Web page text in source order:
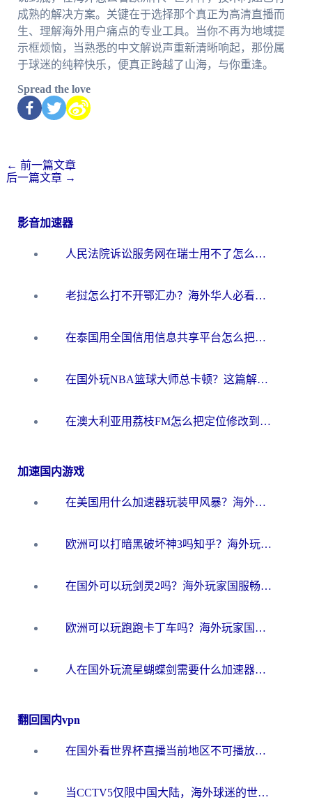
成熟的解决方案。关键在于选择那个真正为高清直播而
生、理解海外用户痛点的专业工具。当你不再为地域提
示框烦恼，当熟悉的中文解说声重新清晰响起，那份属
于球迷的纯粹快乐，便真正跨越了山海，与你重逢。
Spread the love
← 前一篇文章
后一篇文章 →
影音加速器
人民法院诉讼服务网在瑞士用不了怎么办？海外华人必备的回国加速指南
老挝怎么打不开鄂汇办？海外华人必看的回国加速全攻略（附欧洲杯小说流畅技巧）
在泰国用全国信用信息共享平台怎么把定位修改到中国国内？海外党解决国内服务访问难题的实用指南
在国外玩NBA篮球大师总卡顿？这篇解决你所有海外看国内内容的烦恼
在澳大利亚用荔枝FM怎么把定位修改到中国国内？海外华人必看的内容访问指南
加速国内游戏
在美国用什么加速器玩装甲风暴？海外玩家亲测有效的国服游戏加速指南
欧洲可以打暗黑破坏神3吗知乎？海外玩家国服游戏加速终极指南
在国外可以玩剑灵2吗？海外玩家国服畅玩终极指南（附永恒之塔明日方舟加速方案）
欧洲可以玩跑跑卡丁车吗？海外玩家国服游戏畅玩终极指南（附QQ炫舞剑网3解决方案）
人在国外玩流星蝴蝶剑需要什么加速器？老玩家亲测的终极解决方案
翻回国内vpn
在国外看世界杯直播当前地区不可播放？海外党必看的回国加速全攻略
当CCTV5仅限中国大陆，海外球迷的世界杯狂欢如何继续？